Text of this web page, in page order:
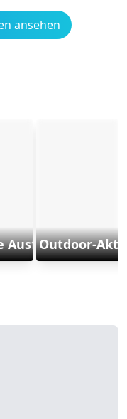
ansehen
AusflügeOutdoor-